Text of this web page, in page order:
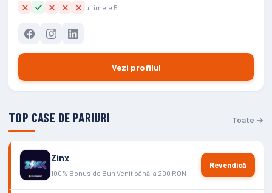
ultimele 5
Vezi profilul
TOP CASE DE PARIURI Toate →
Zinx
100% Bonus de Bun Venit până la 200 RON
Revendică